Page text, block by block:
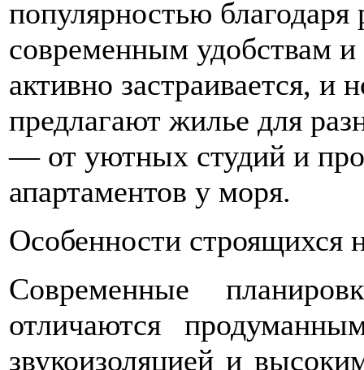
популярностью
современным удобствам
активно застраивается,
предлагают жилье для
— от уютных студий и
апартаментов у моря.
Особенности строящихся
Современные
отличаются
звукоизоляцией и